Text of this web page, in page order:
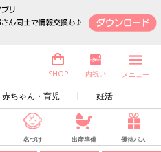
赤ちゃん・育児 妊活
SHOP 内祝い メニュー
名づけ 出産準備 優待パス